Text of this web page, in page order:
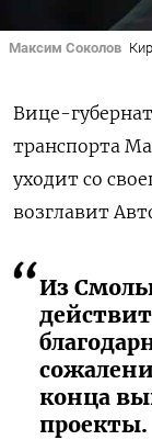
Максим Соколов
Вице-
транспорта
уходит со
возглавит
Из
конца
проекты.